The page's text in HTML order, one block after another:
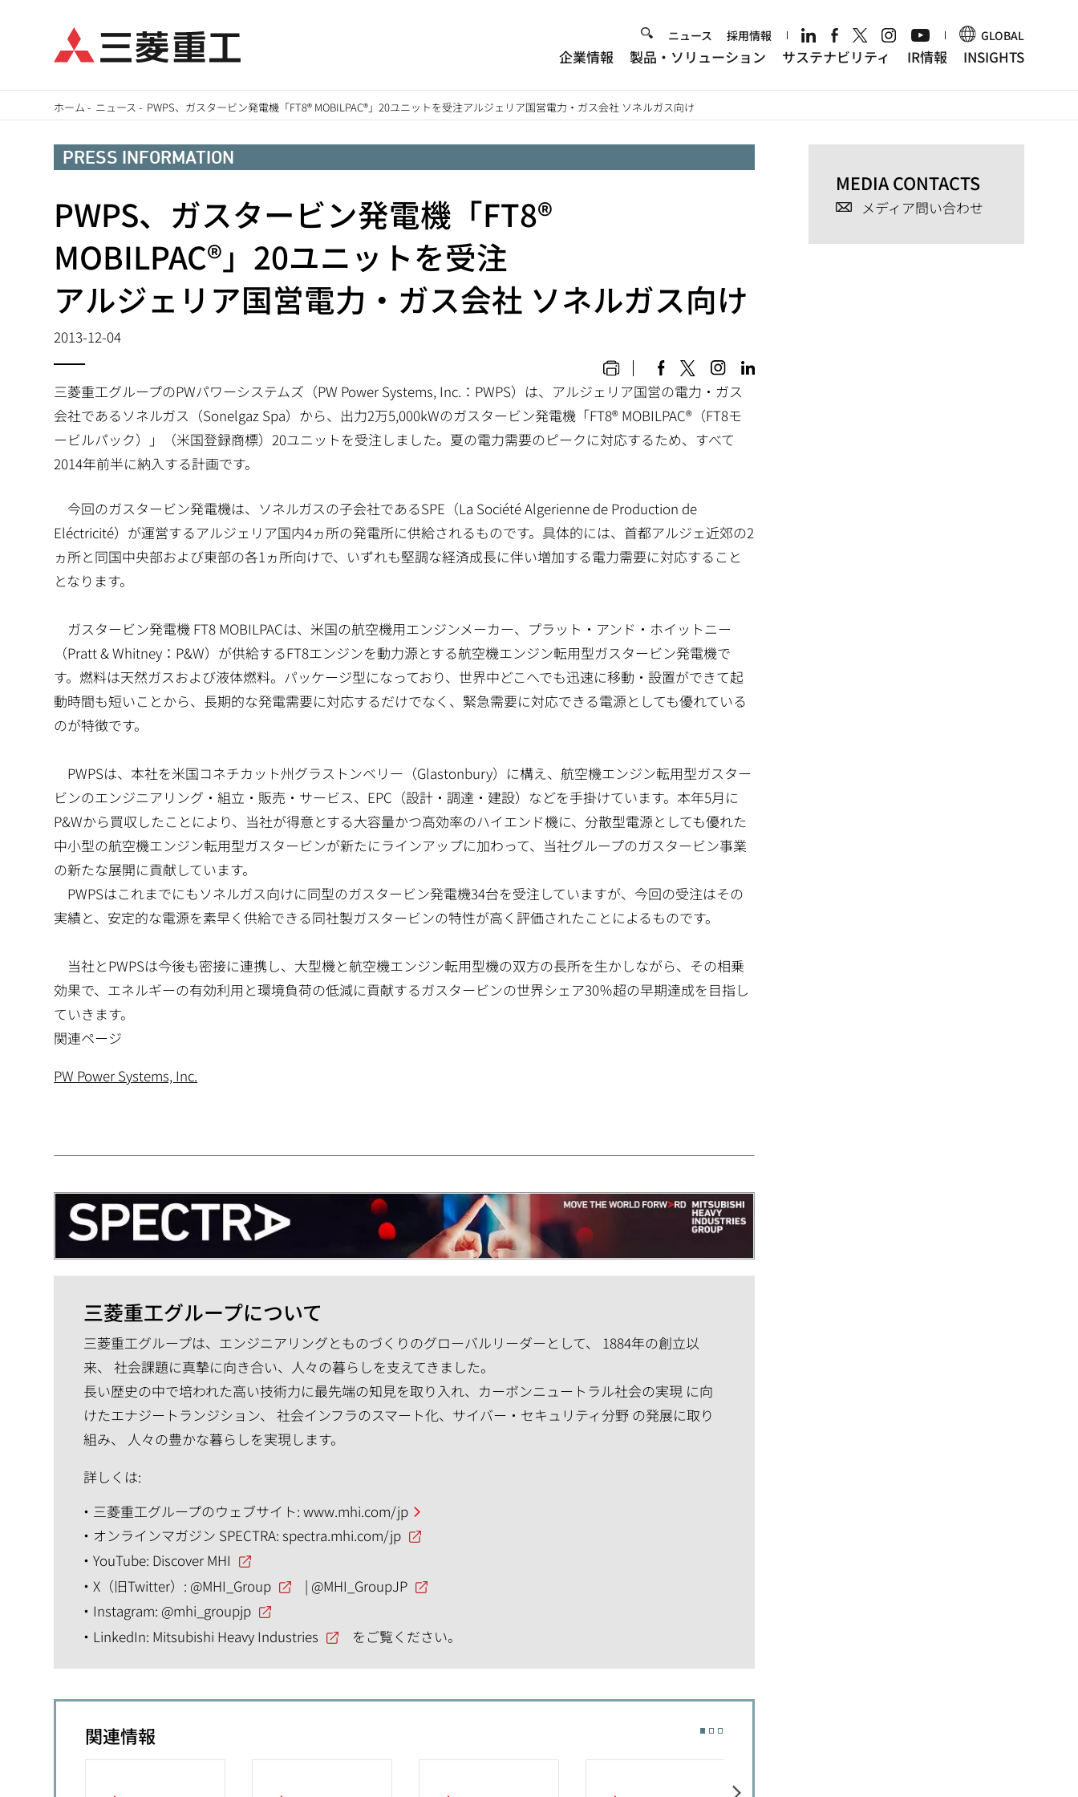
イ
Header
ニュース 採用情報 GLOBAL
企業情報 製品・ソリューション サステナビリティ IR情報 INSIGHTS
ホーム - ニュース - PWPS、ガスタービン発電機「FT8® MOBILPAC®」20ユニットを受注アルジェリア国営電力・ガス会社 ソネルガス向け
PRESS INFORMATION
PWPS、ガスタービン発電機「FT8®
MOBILPAC®」20ユニットを受注
アルジェリア国営電力・ガス会社 ソネルガス向け
2013-12-04
三菱重工グループのPWパワーシステムズ（PW Power Systems, Inc.：PWPS）は、アルジェリア国営の電力・ガス
会社であるソネルガス（Sonelgaz Spa）から、出力2万5,000kWのガスタービン発電機「FT8® MOBILPAC®（FT8モ
ービルパック）」（米国登録商標）20ユニットを受注しました。夏の電力需要のピークに対応するため、すべて
2014年前半に納入する計画です。
今回のガスタービン発電機は、ソネルガスの子会社であるSPE（La Société Algerienne de Production de
Eléctricité）が運営するアルジェリア国内4ヵ所の発電所に供給されるものです。具体的には、首都アルジェ近郊の2
ヵ所と同国中央部および東部の各1ヵ所向けで、いずれも堅調な経済成長に伴い増加する電力需要に対応すること
となります。
ガスタービン発電機 FT8 MOBILPACは、米国の航空機用エンジンメーカー、プラット・アンド・ホイットニー
（Pratt & Whitney：P&W）が供給するFT8エンジンを動力源とする航空機エンジン転用型ガスタービン発電機で
す。燃料は天然ガスおよび液体燃料。パッケージ型になっており、世界中どこへでも迅速に移動・設置ができて起
動時間も短いことから、長期的な発電需要に対応するだけでなく、緊急需要に対応できる電源としても優れている
のが特徴です。
PWPSは、本社を米国コネチカット州グラストンベリー（Glastonbury）に構え、航空機エンジン転用型ガスター
ビンのエンジニアリング・組立・販売・サービス、EPC（設計・調達・建設）などを手掛けています。本年5月に
P&Wから買収したことにより、当社が得意とする大容量かつ高効率のハイエンド機に、分散型電源としても優れた
中小型の航空機エンジン転用型ガスタービンが新たにラインアップに加わって、当社グループのガスタービン事業
の新たな展開に貢献しています。
PWPSはこれまでにもソネルガス向けに同型のガスタービン発電機34台を受注していますが、今回の受注はその
実績と、安定的な電源を素早く供給できる同社製ガスタービンの特性が高く評価されたことによるものです。
当社とPWPSは今後も密接に連携し、大型機と航空機エンジン転用型機の双方の長所を生かしながら、その相乗
効果で、エネルギーの有効利用と環境負荷の低減に貢献するガスタービンの世界シェア30％超の早期達成を目指し
ていきます。
関連ページ
PW Power Systems, Inc.
三菱重工グループについて
三菱重工グループは、エンジニアリングとものづくりのグローバルリーダーとして、 1884年の創立以
来、 社会課題に真摯に向き合い、人々の暮らしを支えてきました。
長い歴史の中で培われた高い技術力に最先端の知見を取り入れ、カーボンニュートラル社会の実現 に向
けたエナジートランジション、 社会インフラのスマート化、サイバー・セキュリティ分野 の発展に取り
組み、 人々の豊かな暮らしを実現します。
詳しくは:
三菱重工グループのウェブサイト: www.mhi.com/jp
オンラインマガジン SPECTRA: spectra.mhi.com/jp
YouTube: Discover MHI
X（旧Twitter）: @MHI_Group | @MHI_GroupJP
Instagram: @mhi_groupjp
LinkedIn: Mitsubishi Heavy Industries をご覧ください。
関連情報
MEDIA CONTACTS
メディア問い合わせ